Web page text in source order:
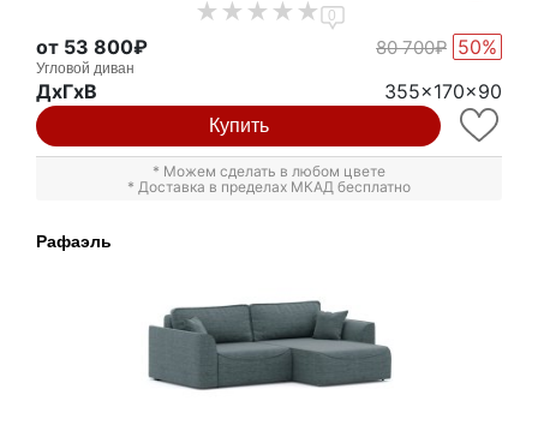
0
от 53 800₽ 80 700₽ 50%
Угловой диван
ДxГxВ 355x170x90
Купить
* Можем сделать в любом цвете
* Доставка в пределах МКАД бесплатно
Рафаэль